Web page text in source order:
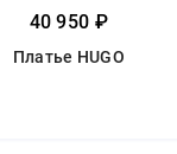
40 950 ₽
Платье HUGO